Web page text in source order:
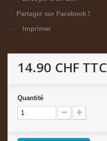
Partager sur Facebook !
Imprimer
14.90 CHF TTC
Quantité